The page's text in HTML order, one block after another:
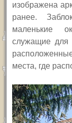
изображена
ранее.
маленькие
служащие для
места, где